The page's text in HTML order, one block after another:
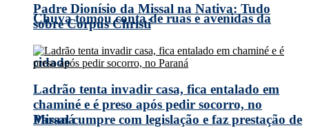
Chuva tomou conta de ruas e avenidas da
cidade
Missal cumpre com legislação e faz prestação de
Padre Dionísio da Missal na Nativa: Tudo
sobre Corpus Christi
Ladrão tenta invadir casa, fica entalado em
chaminé e é preso após pedir socorro, no
Paraná